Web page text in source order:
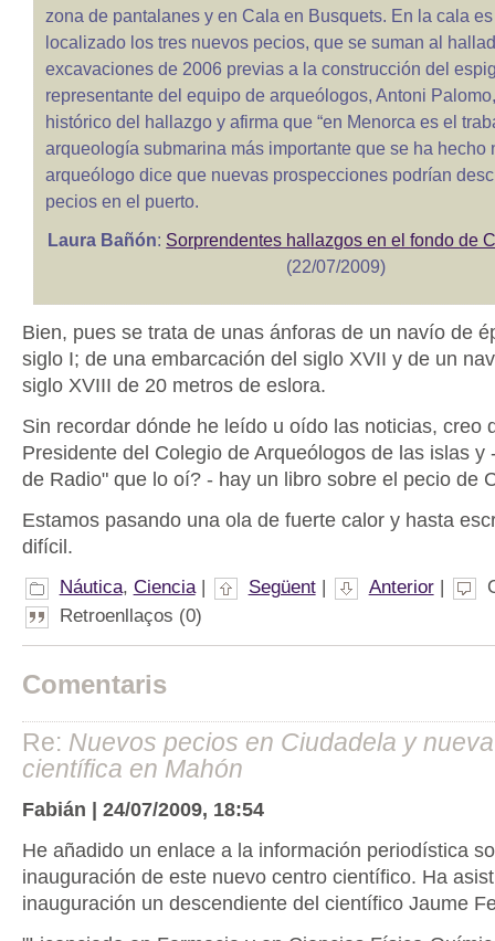
zona de pantalanes y en Cala en Busquets. En la cala
localizado los tres nuevos pecios, que se suman al
excavaciones de 2006 previas a la construcción del
representante del equipo de arqueólogos, Antoni
histórico del hallazgo y afirma que “en Menorca es el
arqueología submarina más importante que se ha hecho
arqueólogo dice que nuevas prospecciones podrían
pecios en el puerto.
Laura Bañón: Sorprendentes hallazgos en el fondo de
(22/07/2009)
Bien, pues se trata de unas ánforas de un navío de
siglo I; de una embarcación del siglo XVII y de un
siglo XVIII de 20 metros de eslora.
Sin recordar dónde he leído u oído las noticias, creo
Presidente del Colegio de Arqueólogos de las islas y
de Radio" que lo oí? - hay un libro sobre el pecio de
Estamos pasando una ola de fuerte calor y hasta
difícil.
Náutica, Ciencia| Següent| Anterior|
Retroenllaços (0)
Comentaris
Re: Nuevos pecios en Ciudadela y
científica en Mahón
Fabián | 24/07/2009, 18:54
He añadido un enlace a la información periodística
inauguración de este nuevo centro científico. Ha
inauguración un descendiente del científico Jaume